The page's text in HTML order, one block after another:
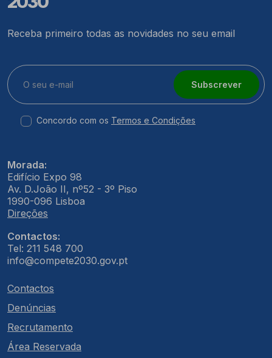
Receba primeiro todas as novidades no seu email
Subscrever
Concordo com os Termos e Condições
Morada:
Edifício Expo 98
Av. D.João II, nº52 - 3º Piso
1990-096 Lisboa
Direções
Contactos:
Tel: 211 548 700
info@compete2030.gov.pt
Contactos
Denúncias
Recrutamento
Área Reservada